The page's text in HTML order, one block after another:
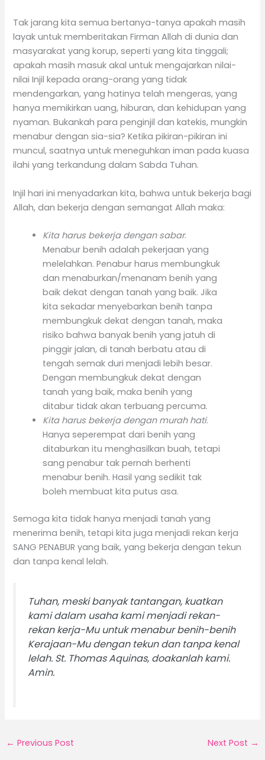
Tak jarang kita semua bertanya-tanya apakah masih
layak untuk memberitakan Firman Allah di dunia dan
masyarakat yang korup, seperti yang kita tinggali;
apakah masih masuk akal untuk mengajarkan nilai-
nilai Injil kepada orang-orang yang tidak
mendengarkan, yang hatinya telah mengeras, yang
hanya memikirkan uang, hiburan, dan kehidupan yang
nyaman. Bukankah para penginjil dan katekis, mungkin
menabur dengan sia-sia? Ketika pikiran-pikiran ini
muncul, saatnya untuk meneguhkan iman pada kuasa
ilahi yang terkandung dalam Sabda Tuhan.
Injil hari ini menyadarkan kita, bahwa untuk bekerja bagi
Allah, dan bekerja dengan semangat Allah maka:
Kita harus bekerja dengan sabar.
Menabur benih adalah pekerjaan yang
melelahkan. Penabur harus membungkuk
dan menaburkan/menanam benih yang
baik dekat dengan tanah yang baik. Jika
kita sekadar menyebarkan benih tanpa
membungkuk dekat dengan tanah, maka
risiko bahwa banyak benih yang jatuh di
pinggir jalan, di tanah berbatu atau di
tengah semak duri menjadi lebih besar.
Dengan membungkuk dekat dengan
tanah yang baik, maka benih yang
ditabur tidak akan terbuang percuma.
Kita harus bekerja dengan murah hati.
Hanya seperempat dari benih yang
ditaburkan itu menghasilkan buah, tetapi
sang penabur tak pernah berhenti
menabur benih. Hasil yang sedikit tak
boleh membuat kita putus asa.
Semoga kita tidak hanya menjadi tanah yang
menerima benih, tetapi kita juga menjadi rekan kerja
SANG PENABUR yang baik, yang bekerja dengan tekun
dan tanpa kenal lelah.
Tuhan, meski banyak tantangan, kuatkan
kami dalam usaha kami menjadi rekan-
rekan kerja-Mu untuk menabur benih-benih
Kerajaan-Mu dengan tekun dan tanpa kenal
lelah. St. Thomas Aquinas, doakanlah kami.
Amin.
← Previous Post Next Post →